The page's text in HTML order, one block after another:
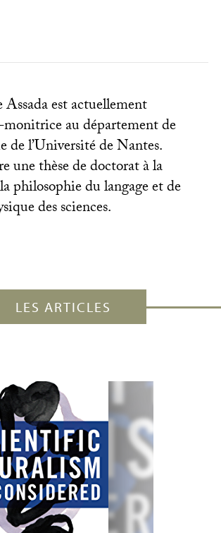
est actuellement
au département de
de l’Université de Nantes.
une thèse de doctorat à la
philosophie du langage et de
des sciences.
LES ARTICLES